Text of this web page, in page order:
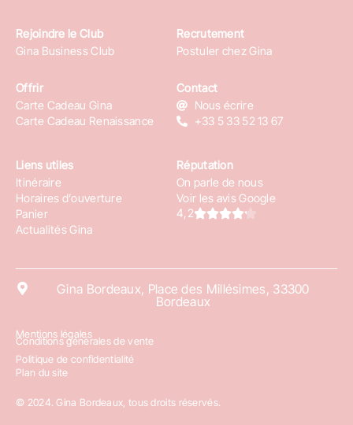
Rejoindre le Club
Gina Business Club
Offrir
Carte Cadeau Gina
Carte Cadeau Renaissance
Recrutement
Postuler chez Gina
Contact
Nous écrire
+33 5 33 52 13 67
Liens utiles
Itinéraire
Horaires d’ouverture
Panier
Actualités Gina
Réputation
On parle de nous
Voir les avis Google
4,2
Gina Bordeaux, Place des Millésimes, 33300
Bordeaux
© 2024. Gina Bordeaux, tous droits réservés.
Mentions légales
Conditions générales de vente
Politique de confidentialité
Plan du site